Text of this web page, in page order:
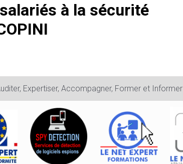
à la sécurité
Expertiser, Accompagner, Former et Informer